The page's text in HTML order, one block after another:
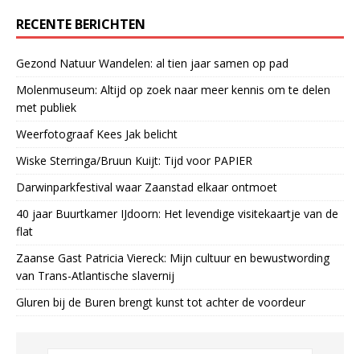
RECENTE BERICHTEN
Gezond Natuur Wandelen: al tien jaar samen op pad
Molenmuseum: Altijd op zoek naar meer kennis om te delen
met publiek
Weerfotograaf Kees Jak belicht
Wiske Sterringa/Bruun Kuijt: Tijd voor PAPIER
Darwinparkfestival waar Zaanstad elkaar ontmoet
40 jaar Buurtkamer IJdoorn: Het levendige visitekaartje van de
flat
Zaanse Gast Patricia Viereck: Mijn cultuur en bewustwording
van Trans-Atlantische slavernij
Gluren bij de Buren brengt kunst tot achter de voordeur